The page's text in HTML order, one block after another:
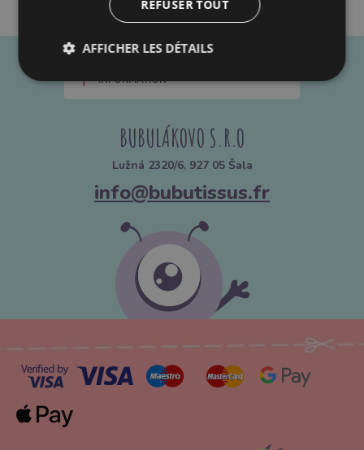
+ INFORMATION
BUBULÁKOVO S.R.O
Lužná 2320/6, 927 05 Šala
info@bubutissus.fr
REFUSER TOUT
AFFICHER LES DÉTAILS